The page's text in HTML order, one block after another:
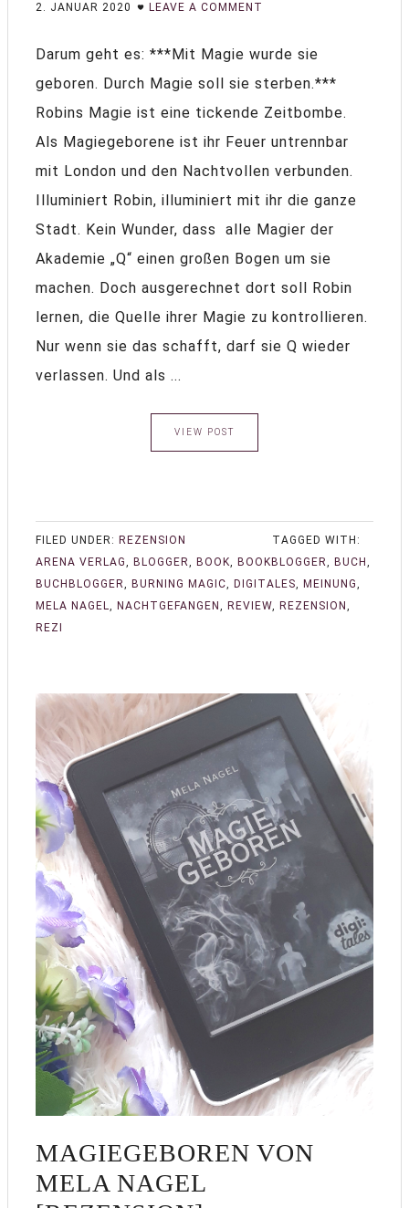
2. JANUAR 2020 LEAVE A COMMENT
Darum geht es: ***Mit Magie wurde sie
geboren. Durch Magie soll sie sterben.***
Robins Magie ist eine tickende Zeitbombe.
Als Magiegeborene ist ihr Feuer untrennbar
mit London und den Nachtvollen verbunden.
Illuminiert Robin, illuminiert mit ihr die ganze
Stadt. Kein Wunder, dass alle Magier der
Akademie „Q“ einen großen Bogen um sie
machen. Doch ausgerechnet dort soll Robin
lernen, die Quelle ihrer Magie zu kontrollieren.
Nur wenn sie das schafft, darf sie Q wieder
verlassen. Und als ...
VIEW POST
FILED UNDER: REZENSION
TAGGED WITH:
ARENA VERLAG, BLOGGER, BOOK, BOOKBLOGGER, BUCH ,
BUCHBLOGGER, BURNING MAGIC, DIGITALES, MEINUNG,
MELA NAGEL, NACHTGEFANGEN , REVIEW, REZENSION ,
REZI
MAGIEGEBOREN VON
MELA NAGEL